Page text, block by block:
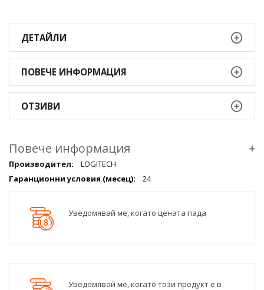
ДЕТАЙЛИ
ПОВЕЧЕ ИНФОРМАЦИЯ
ОТЗИВИ
Повече информация +
Повече
информация
qqq
LOGITECH
24
Уведомявай ме, когато цената пада
Уведомявай ме, когато този продукт е в